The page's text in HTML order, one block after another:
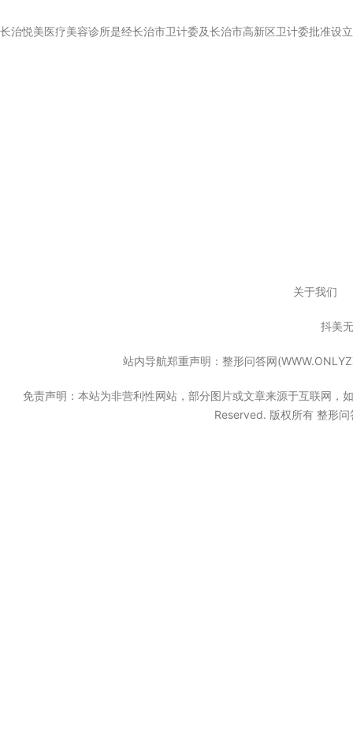
长治悦美医疗美容诊所是经长治市卫计委及长治市高新区卫计委批准设
关于我们
抖美
站内导航郑重声明：整形问答网
免责声明：本站为非营利性网站，部分图片或文章来源于互联网，
Reserved. 版权所有 整形问